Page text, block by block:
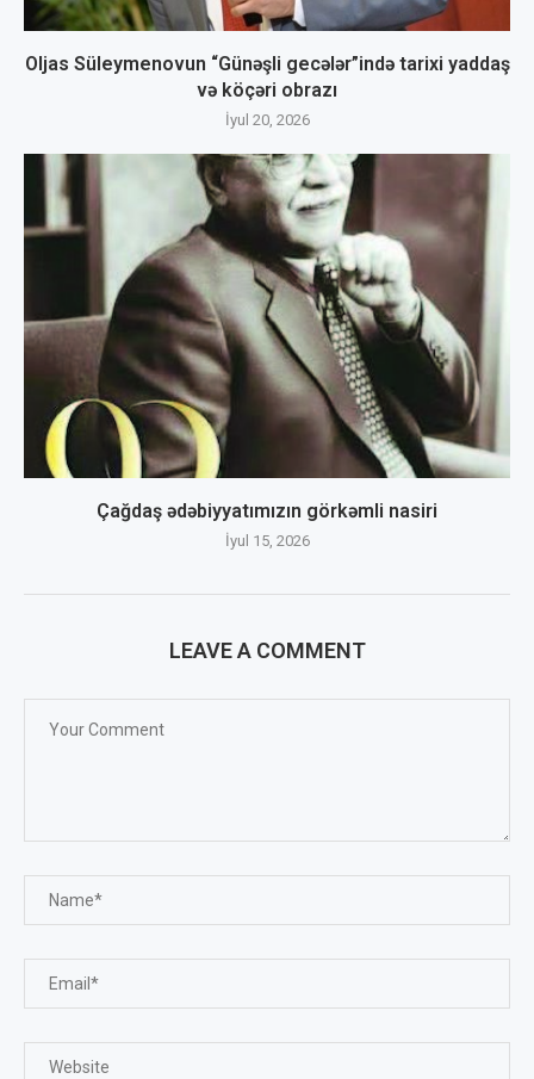
Oljas Süleymenovun “Günəşli gecələr”ində tarixi yaddaş
və köçəri obrazı
İyul 20, 2026
Çağdaş ədəbiyyatımızın görkəmli nasiri
İyul 15, 2026
LEAVE A COMMENT